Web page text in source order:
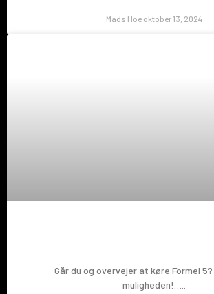
Mads Hoe oktober 13, 2024
Går du og overvejer at køre Formel 5?
muligheden!…..